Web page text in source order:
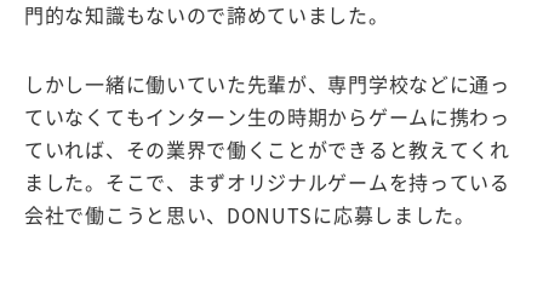
門的な知識もないので諦めていました。
しかし一緒に働いていた先輩が、専門学校などに通っ
ていなくてもインターン生の時期からゲームに携わっ
ていれば、その業界で働くことができると教えてくれ
ました。そこで、まずオリジナルゲームを持っている
会社で働こうと思い、DONUTSに応募しました。